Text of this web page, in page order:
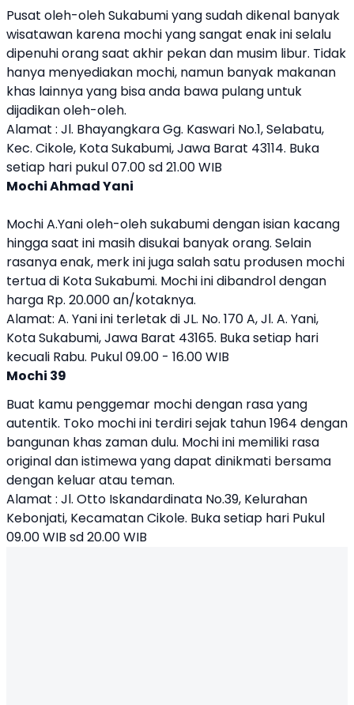
Pusat oleh-oleh Sukabumi yang sudah dikenal banyak
wisatawan karena mochi yang sangat enak ini selalu
dipenuhi orang saat akhir pekan dan musim libur. Tidak
hanya menyediakan mochi, namun banyak makanan
khas lainnya yang bisa anda bawa pulang untuk
dijadikan oleh-oleh.
Alamat : Jl. Bhayangkara Gg. Kaswari No.1, Selabatu,
Kec. Cikole, Kota Sukabumi, Jawa Barat 43114. Buka
setiap hari pukul 07.00 sd 21.00 WIB
Mochi Ahmad Yani
Mochi A.Yani oleh-oleh sukabumi dengan isian kacang
hingga saat ini masih disukai banyak orang. Selain
rasanya enak, merk ini juga salah satu produsen mochi
tertua di Kota Sukabumi. Mochi ini dibandrol dengan
harga Rp. 20.000 an/kotaknya.
Alamat: A. Yani ini terletak di JL. No. 170 A, Jl. A. Yani,
Kota Sukabumi, Jawa Barat 43165. Buka setiap hari
kecuali Rabu. Pukul 09.00 - 16.00 WIB
Mochi 39
Buat kamu penggemar mochi dengan rasa yang
autentik. Toko mochi ini terdiri sejak tahun 1964 dengan
bangunan khas zaman dulu. Mochi ini memiliki rasa
original dan istimewa yang dapat dinikmati bersama
dengan keluar atau teman.
Alamat : Jl. Otto Iskandardinata No.39, Kelurahan
Kebonjati, Kecamatan Cikole. Buka setiap hari Pukul
09.00 WIB sd 20.00 WIB